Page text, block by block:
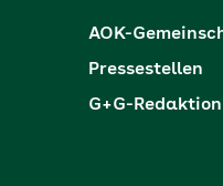
AOK-
Pressestellen
G+G-Redaktion